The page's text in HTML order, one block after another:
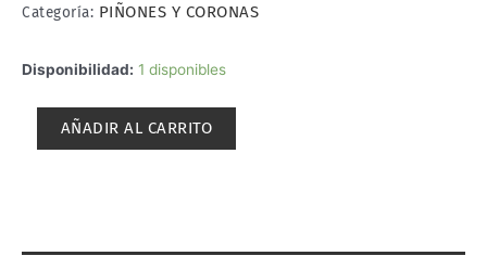
Categoría: PIÑONES Y CORONAS
Disponibilidad: 1 disponibles
ARANDELAS
AJUSTE
AÑADIR AL CARRITO